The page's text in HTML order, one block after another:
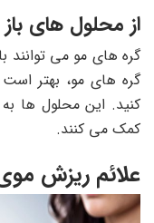
از محلول های
گره های مو می
گره های مو، بهتر است
کنید. این محلول ها
کمک می کنند.
علائم ریزش